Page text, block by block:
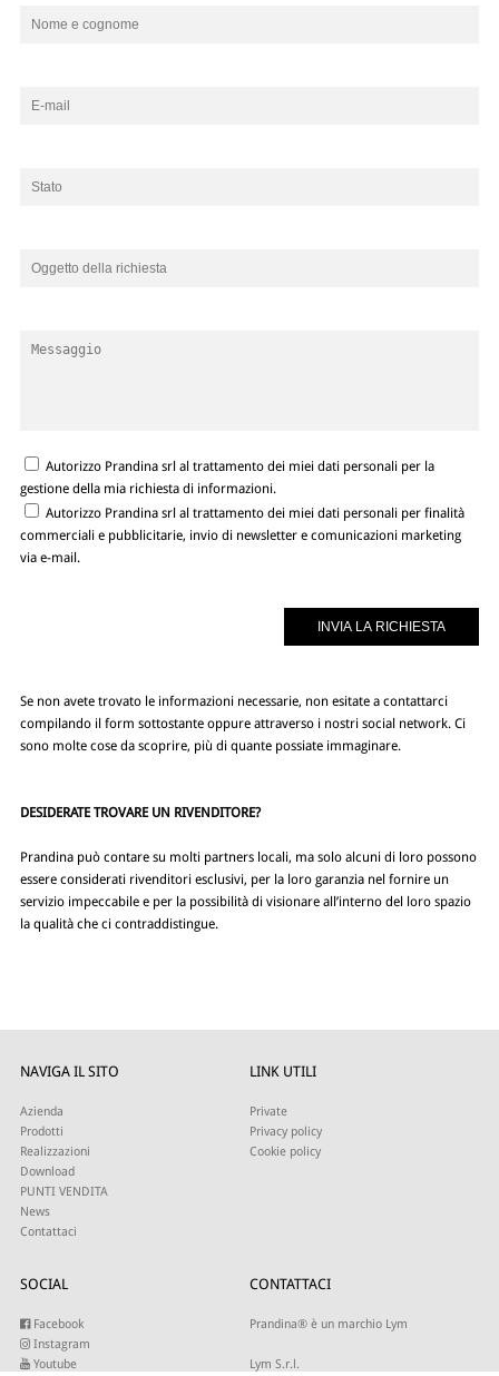
Autorizzo Prandina srl al trattamento dei miei dati personali per la
gestione della mia richiesta di informazioni.
Autorizzo Prandina srl al trattamento dei miei dati personali per finalità
commerciali e pubblicitarie, invio di newsletter e comunicazioni marketing
via e-mail.
Se non avete trovato le informazioni necessarie, non esitate a contattarci
compilando il form sottostante oppure attraverso i nostri social network. Ci
sono molte cose da scoprire, più di quante possiate immaginare.
DESIDERATE TROVARE UN RIVENDITORE?
Prandina può contare su molti partners locali, ma solo alcuni di loro possono
essere considerati rivenditori esclusivi, per la loro garanzia nel fornire un
servizio impeccabile e per la possibilità di visionare all’interno del loro spazio
la qualità che ci contraddistingue.
NAVIGA IL SITO
Azienda
Prodotti
Realizzazioni
Download
PUNTI VENDITA
News
Contattaci
LINK UTILI
Private
Privacy policy
Cookie policy
SOCIAL
Facebook
Instagram
Youtube
CONTATTACI
Prandina® è un marchio Lym
Lym S.r.l.